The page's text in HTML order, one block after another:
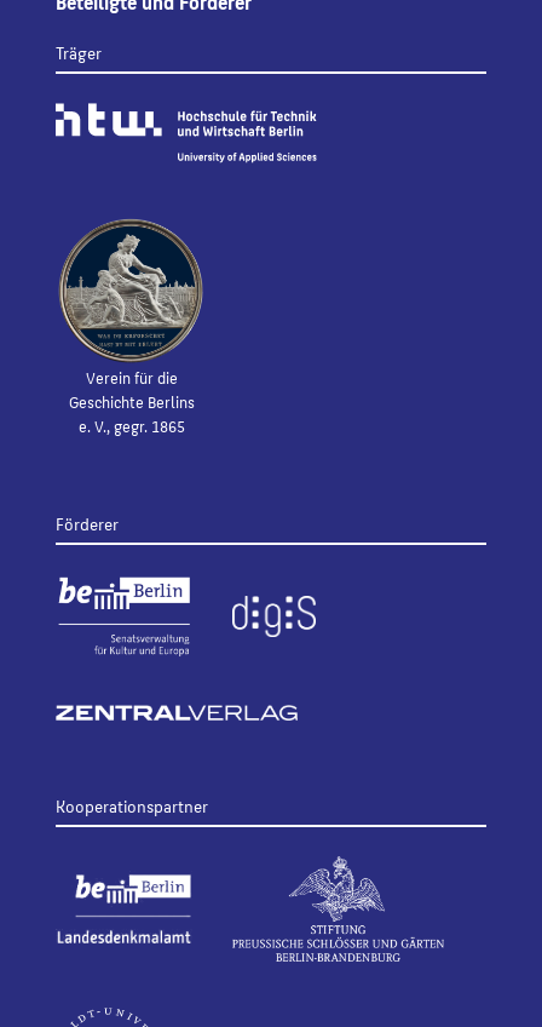
Träger
Verein für die
Geschichte Berlins
e. V., gegr. 1865
Förderer
Kooperationspartner